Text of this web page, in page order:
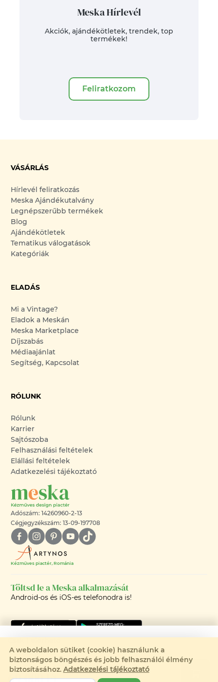
Csak 1 elérhető
Rendelhető:
69 000 Ft
Meska Hírlevél
Akciók, ajándékötletek, trendek, top
termékek!
Feliratkozom
VÁSÁRLÁS
Hírlevél feliratkozás
Meska Ajándékutalvány
Legnépszerűbb termékek
Blog
Ajándékötletek
Tematikus válogatások
Kategóriák
ELADÁS
Mi a Vintage?
Eladok a Meskán
Meska Marketplace
Díjszabás
Médiaajánlat
Segítség, Kapcsolat
RÓLUNK
Rólunk
Karrier
Sajtószoba
Felhasználási feltételek
Elállási feltételek
Adatkezelési tájékoztató
Adószám: 14260960-2-13
Cégjegyzékszám: 13-09-197708
Kézműves piactér, Románia
Töltsd le a Meska alkalmazását
Android-os és iOS-es telefonodra is!
©2008-2026 - MESKA.HU -
MINDEN JOG FENNTARTVA!
A weboldalon sütiket (cookie) használunk a
biztonságos böngészés és jobb felhasználói élmény
biztosításához. Adatkezelési tájékoztató